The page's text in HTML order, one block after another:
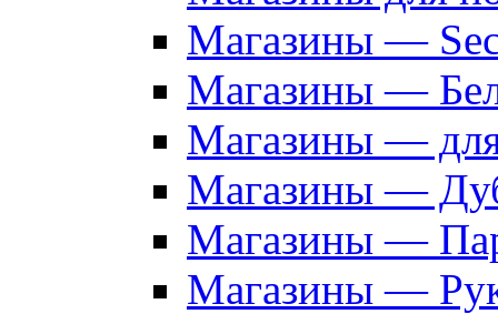
Магазины —
Магазины —
Магазины —
Магазины —
Магазины —
Магазины —